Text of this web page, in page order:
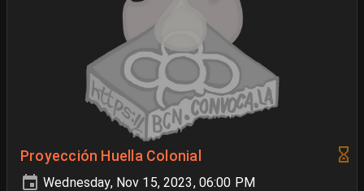
Proyección Huella Colonial
Wednesday, Nov 15, 2023, 06:00 PM